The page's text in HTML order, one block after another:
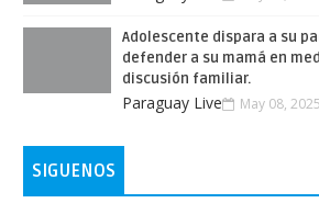
Adolescente dispara a su
defender a su mamá en
discusión familiar.
Paraguay Live May 08, 2025
SIGUENOS